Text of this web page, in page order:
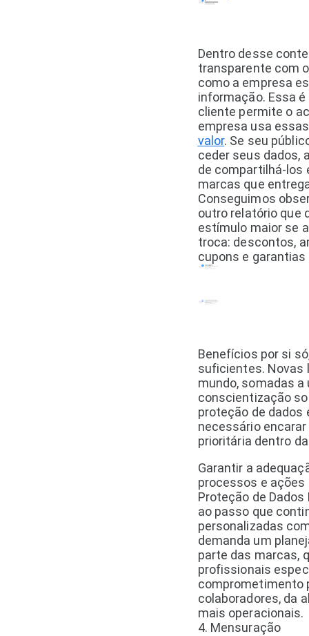
Dentro desse
transparente com
como a empresa
informação. Essa
cliente permite o
empresa usa
valor. Se seu
ceder seus dados,
de compartilhá-los
marcas que
Conseguimos
outro relatório que
estímulo maior se
troca: descontos,
cupons e
Benefícios por si
suficientes. Novas
mundo, somadas
conscientização
proteção de dados
necessário
prioritária dentro
Garantir a
processos e ações
Proteção de Dados
ao passo que
personalizadas
demanda um
parte das marcas,
profissionais
comprometimento
colaboradores, da
mais operacionais.
4. Mensuração